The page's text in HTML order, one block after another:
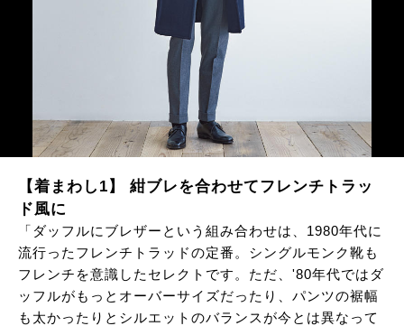
【着まわし1】 紺ブレを合わせてフレンチトラッ
ド風に
「ダッフルにブレザーという組み合わせは、1980年代に
流行ったフレンチトラッドの定番。シングルモンク靴も
フレンチを意識したセレクトです。ただ、'80年代ではダ
ッフルがもっとオーバーサイズだったり、パンツの裾幅
も太かったりとシルエットのバランスが今とは異なって
サイトマップ